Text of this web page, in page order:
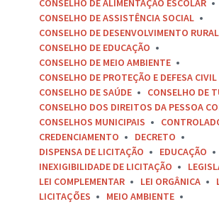
CONSELHO DE ALIMENTAÇÃO ESCOLAR
CONSELHO DE ASSISTÊNCIA SOCIAL
CONSELHO DE DESENVOLVIMENTO RURAL
CONSELHO DE EDUCAÇÃO
CONSELHO DE MEIO AMBIENTE
CONSELHO DE PROTEÇÃO E DEFESA CIVIL
CONSELHO DE SAÚDE
CONSELHO DE
CONSELHO DOS DIREITOS DA PESSOA
CONSELHOS MUNICIPAIS
CREDENCIAMENTO
DECRETO
DISPENSA DE LICITAÇÃO
EDUCAÇÃO
INEXIGIBILIDADE DE LICITAÇÃO
LEI COMPLEMENTAR
LEI ORGÂNICA
LICITAÇÕES
MEIO AMBIENTE